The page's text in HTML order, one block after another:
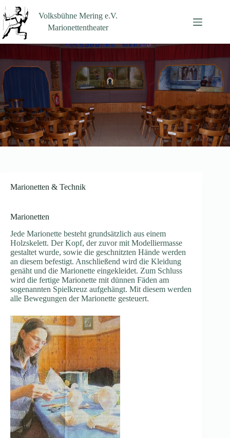
Inhalt
springen
Volksbühne Mering e.V.
Marionettentheater
Marionetten & Technik
Marionetten
Jede Marionette besteht grundsätzlich aus einem
Holzskelett. Der Kopf, der zuvor mit Modelliermasse
gestaltet wurde, sowie die geschnitzten Hände werden
an diesem befestigt. Anschließend wird die Kleidung
genäht und die Marionette eingekleidet. Zum Schluss
wird die fertige Marionette mit dünnen Fäden am
sogenannten Spielkreuz aufgehängt. Mit diesem werden
alle Bewegungen der Marionette gesteuert.